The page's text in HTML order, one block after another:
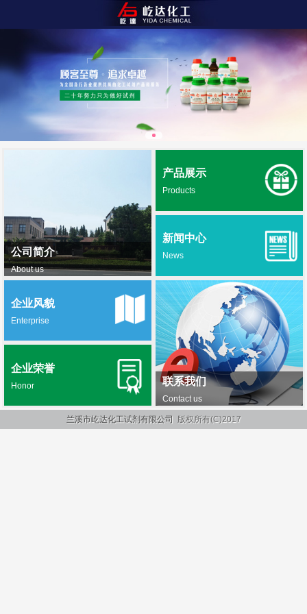
公司简介
About us
产品展示
Products
新闻中心
News
联系我们
Contact us
企业风貌
Enterprise
企业荣誉
Honor
兰溪市屹达化工试剂有限公司 版权所有(C)2017